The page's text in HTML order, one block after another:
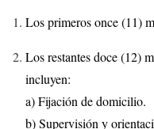
Los primeros once (11)
Los restantes doce (12)
incluyen:
a) Fijación de domicilio.
b) Supervisión y